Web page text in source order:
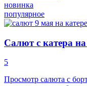
новинка
популярное
Салют с катера
5
Просмотр салюта с